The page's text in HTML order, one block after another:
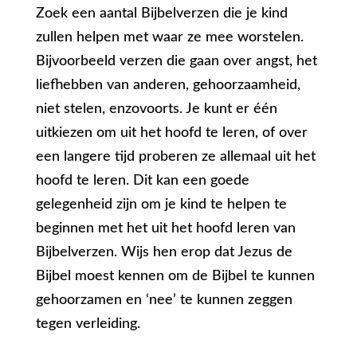
Zoek een aantal Bijbelverzen die je kind
zullen helpen met waar ze mee worstelen.
Bijvoorbeeld verzen die gaan over angst, het
liefhebben van anderen, gehoorzaamheid,
niet stelen, enzovoorts. Je kunt er één
uitkiezen om uit het hoofd te leren, of over
een langere tijd proberen ze allemaal uit het
hoofd te leren. Dit kan een goede
gelegenheid zijn om je kind te helpen te
beginnen met het uit het hoofd leren van
Bijbelverzen. Wijs hen erop dat Jezus de
Bijbel moest kennen om de Bijbel te kunnen
gehoorzamen en ‘nee’ te kunnen zeggen
tegen verleiding.